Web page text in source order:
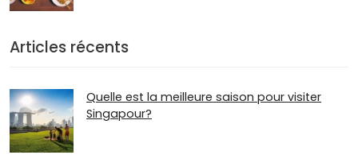
Articles récents
Quelle est la meilleure saison pour visiter
Singapour?